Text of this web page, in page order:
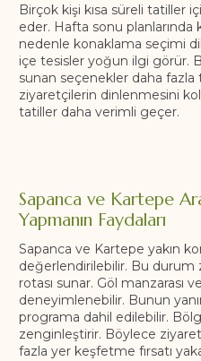
Birçok kişi kısa süreli tatiller
eder. Hafta sonu planlarında
nedenle konaklama seçimi
içe tesisler yoğun ilgi görür.
sunan seçenekler daha
ziyaretçilerin dinlenmesini
tatiller daha verimli geçer.
Sapanca ve Kartepe
Yapmanın Faydaları
Sapanca ve Kartepe yakın
değerlendirilebilir. Bu durum
rotası sunar. Göl manzarası
deneyimlenebilir. Bunun
programa dahil edilebilir.
zenginleştirir. Böylece
fazla yer keşfetme fırsatı